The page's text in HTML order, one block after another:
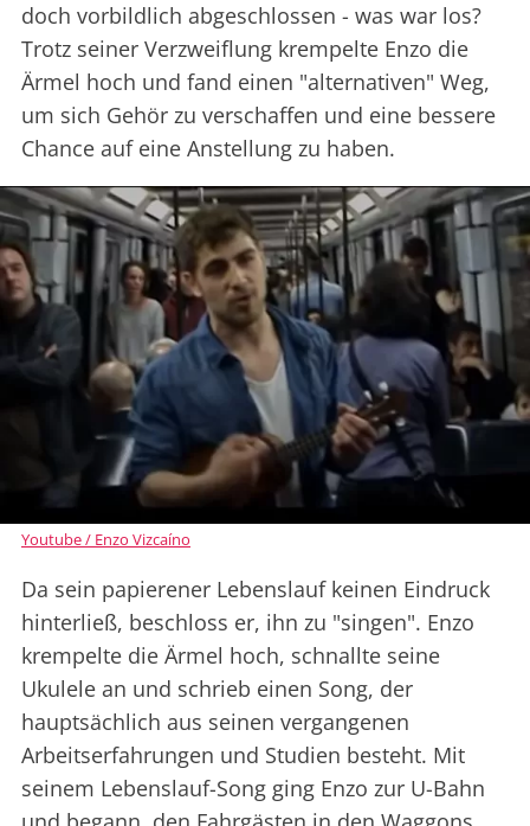
doch vorbildlich abgeschlossen - was war los?
Trotz seiner Verzweiflung krempelte Enzo die
Ärmel hoch und fand einen "alternativen" Weg,
um sich Gehör zu verschaffen und eine bessere
Chance auf eine Anstellung zu haben.
Youtube / Enzo Vizcaíno
Da sein papierener Lebenslauf keinen Eindruck
hinterließ, beschloss er, ihn zu "singen". Enzo
krempelte die Ärmel hoch, schnallte seine
Ukulele an und schrieb einen Song, der
hauptsächlich aus seinen vergangenen
Arbeitserfahrungen und Studien besteht. Mit
seinem Lebenslauf-Song ging Enzo zur U-Bahn